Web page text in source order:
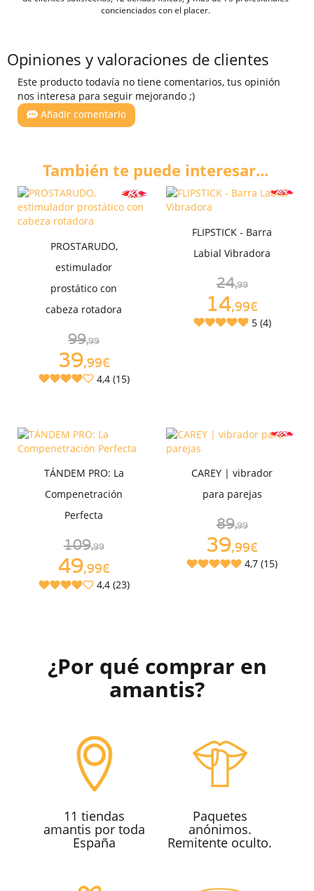
concienciados con el placer.
Opiniones y valoraciones de clientes
Este producto todavía no tiene comentarios, tus opinión
nos interesa para seguir mejorando ;)
Añadir comentario
También te puede interesar...
PROSTARUDO,
estimulador
prostático con
cabeza rotadora
99,99
39,99€
4,4 (15)
FLIPSTICK - Barra
Labial Vibradora
24,99
14,99€
5 (4)
TÁNDEM PRO: La
Compenetración
Perfecta
109,99
49,99€
4,4 (23)
CAREY | vibrador
para parejas
89,99
39,99€
4,7 (15)
¿Por qué comprar en
amantis?
11 tiendas
amantis por toda
España
Paquetes
anónimos.
Remitente oculto.